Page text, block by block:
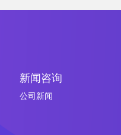
新闻咨询
公司新闻